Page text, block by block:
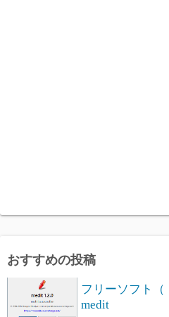
おすすめの投稿
フリーソフト
medit